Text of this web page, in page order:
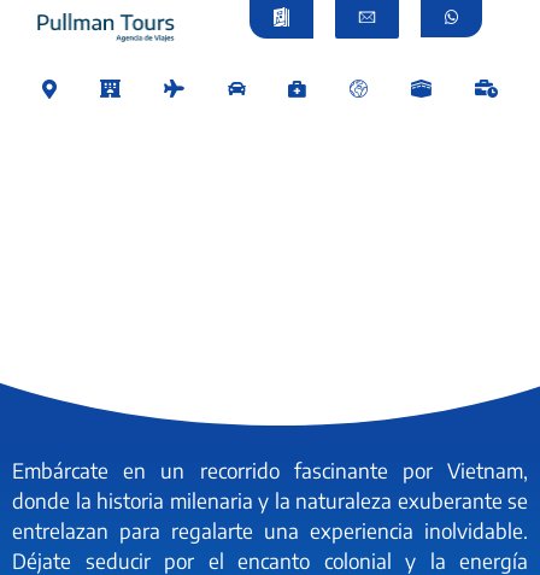
Embárcate en un recorrido fascinante por Vietnam,
donde la historia milenaria y la naturaleza exuberante se
entrelazan para regalarte una experiencia inolvidable.
Déjate seducir por el encanto colonial y la energía